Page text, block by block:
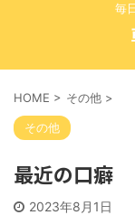
毎
HOME > その他 >
その他
最近の口癖
2023年8月1日